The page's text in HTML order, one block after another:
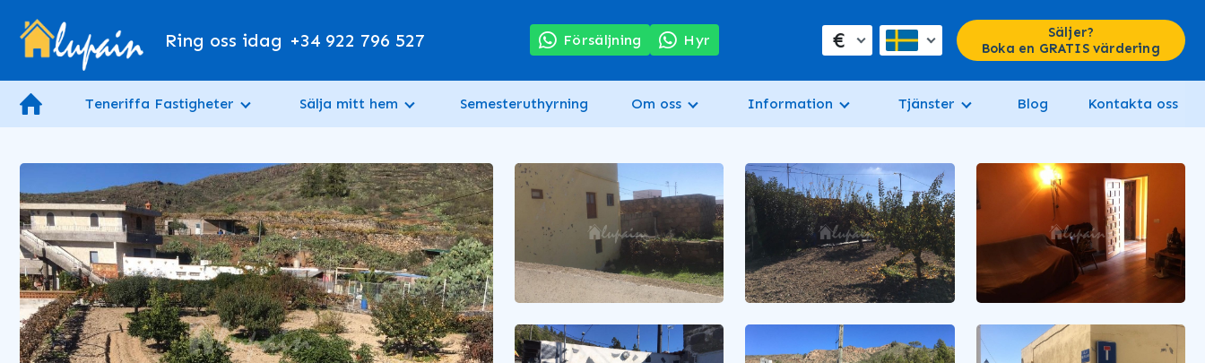
Ring oss idag +34 922 796 527 Försäljning Hyr €
Säljer?
Boka en GRATIS värdering
Teneriffa Fastigheter Sälja mitt hem Semesteruthyrning Om oss Information Tjänster Blog Kontakta oss